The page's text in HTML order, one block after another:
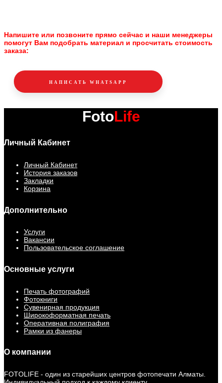
Напишите или позвоните прямо сейчас и наши менеджеры
помогут Вам подобрать материал и просчитать стоимость
заказа:
НАПИСАТЬ WHATSAPP
FotoLife
Личный Кабинет
Личный Кабинет
История заказов
Закладки
Корзина
Дополнительно
Услуги
Вакансии
Пользовательское соглашение
Основные услуги
Печать фотографий
Фотокниги
Сувенирная продукция
Широкоформатная печать
Оперативная полиграфия
Рамки из фанеры
О компании
FOTOLIFE - один из старейших центров фотопечати Алматы.